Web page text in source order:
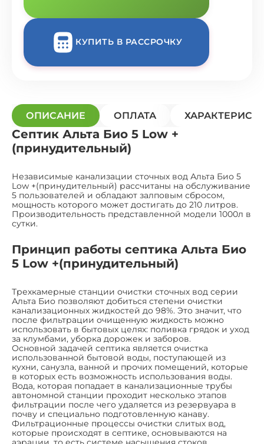
КУПИТЬ В РАССРОЧКУ
ОПИСАНИЕ ОПЛАТА
Септик Альта Био 5 Low +
(принудительный)
Независимые канализации сточных вод Альта Био 5
Low +(принудительный) рассчитаны на обслуживание
5 пользователей и обладают залповым сбросом,
мощность которого может достигать до 210 литров.
Производительность представленной модели 1000л в
сутки.
Принцип работы септика Альта Био
5 Low +(принудительный)
Трехкамерные станции очистки сточных вод серии
Альта Био позволяют добиться степени очистки
канализационных жидкостей до 98%. Это значит, что
после фильтрации очищенную жидкость можно
использовать в бытовых целях: поливка грядок и уход
за клумбами, уборка дорожек и заборов.
Основной задачей септика является очистка
использованной бытовой воды, поступающей из
кухни, санузла, ванной и прочих помещений, которые
в которых есть возможность использования воды.
Вода, которая попадает в канализационные трубы
автономной станции проходит несколько этапов
фильтрации после чего удаляется из резервуара в
почву и специально подготовленную канаву.
Фильтрационные процессы очистки слитых вод,
которые происходят в септике, основываются на